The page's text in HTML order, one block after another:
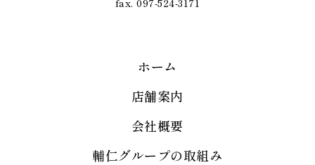
ホーム
店舗案内
会社概要
輔仁グループの取組み